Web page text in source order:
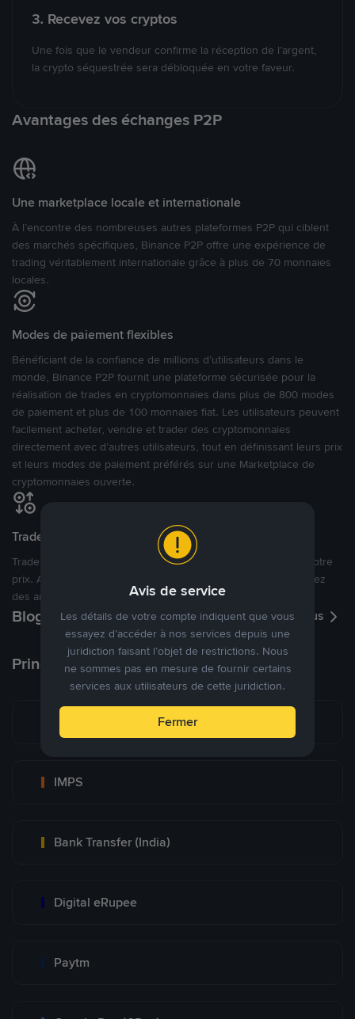
3. Recevez vos cryptos
Une fois que le vendeur confirme la réception de l’argent,
la crypto séquestrée sera débloquée en votre faveur.
Avantages des échanges P2P
Une marketplace locale et internationale
À l’encontre des nombreuses autres plateformes P2P qui ciblent
des marchés spécifiques, Binance P2P offre une expérience de
trading véritablement internationale grâce à plus de 70 monnaies
locales.
Modes de paiement flexibles
Bénéficiant de la confiance de millions d’utilisateurs dans le
monde, Binance P2P fournit une plateforme sécurisée pour la
réalisation de trades en cryptomonnaies dans plus de 800 modes
de paiement et plus de 100 monnaies fiat. Les utilisateurs peuvent
facilement acheter, vendre et trader des cryptomonnaies
directement avec d’autres utilisateurs, tout en définissant leurs prix
et leurs modes de paiement préférés sur une Marketplace de
cryptomonnaies ouverte.
Tradez à des prix avantageux pour vous
Tradez des cryptos en étant libres d’acheter et de vendre à votre
prix. Achetez ou vendez à partir des offres existantes, ou créez
des annonces commerciales pour fixer vos propres prix.
Blog P2P Voir plus
Principaux modes de paiement
IMPS
Bank Transfer (India)
Digital eRupee
Paytm
Avis de service
Les détails de votre compte indiquent que vous
essayez d’accéder à nos services depuis une
juridiction faisant l’objet de restrictions. Nous
ne sommes pas en mesure de fournir certains
services aux utilisateurs de cette juridiction.
Fermer